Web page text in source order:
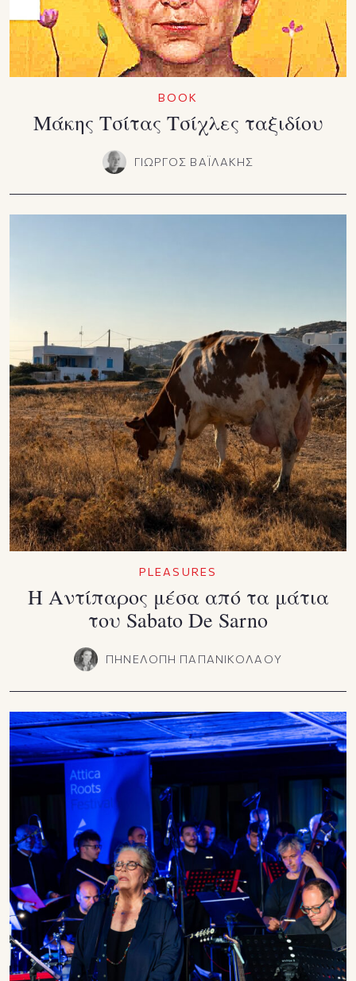
ΒΟΟΚ
Μάκης Τσίτας Τσίχλες ταξιδίου
ΓΙΩΡΓΟΣ ΒΑΪΛΑΚΗΣ
PLEASURES
Η Αντίπαρος μέσα από τα μάτια
του Sabato De Sarno
ΠΗΝΕΛΟΠΗ ΠΑΠΑΝΙΚΟΛΑΟΥ